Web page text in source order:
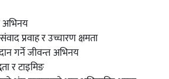
अभिनय
प्रवाह र उच्चारण क्षमता
गर्ने जीवन्त अभिनय
र टाइमिङ